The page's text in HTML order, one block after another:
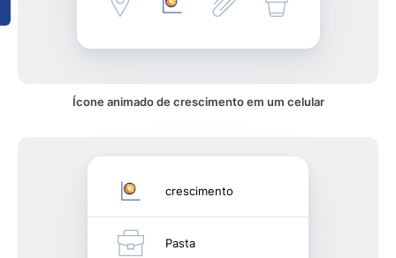
Ícone animado de crescimento em um celular
crescimento
Pasta